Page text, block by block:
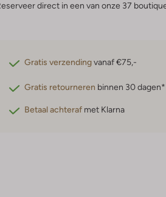
direct in een van onze 37
Gratis verzendingvanaf €75,-
Gratis retourneren binnen 30 dagen*
Betaal achteraf met Klarna